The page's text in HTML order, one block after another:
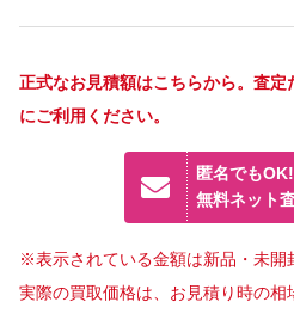
正式なお見積額はこちらから。査
にご利用ください。
匿名でもOK!
無料ネット
※表示されている金額は新品・未開
実際の買取価格は、お見積り時の